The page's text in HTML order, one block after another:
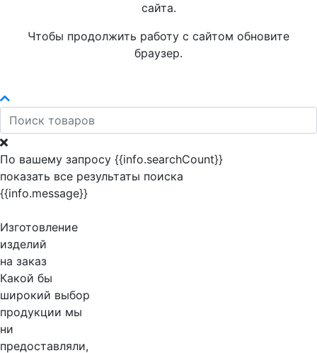
сайта.
Чтобы продолжить работу с сайтом обновите
браузер.
По вашему запросу {{info.searchCount}}
показать все результаты поиска
{{info.message}}
Изготовление
изделий
на заказ
Какой бы
широкий выбор
продукции мы
ни
предоставляли,